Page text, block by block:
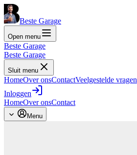
Beste Garage
Open menu
Beste Garage
Beste Garage
Sluit menu
HomeOver onsContactVeelgestelde vragen
Inloggen
HomeOver onsContact
Menu